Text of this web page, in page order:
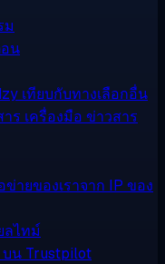
ม
น
เทียบกับทางเลือกอื่น
าร เครื่องมือ ข่าวสาร
ายของเราจาก IP ของ
ลไทม์
น Trustpilot